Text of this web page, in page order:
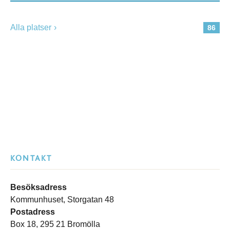
86
Alla platser
KONTAKT
Besöksadress
Kommunhuset, Storgatan 48
Postadress
Box 18, 295 21 Bromölla